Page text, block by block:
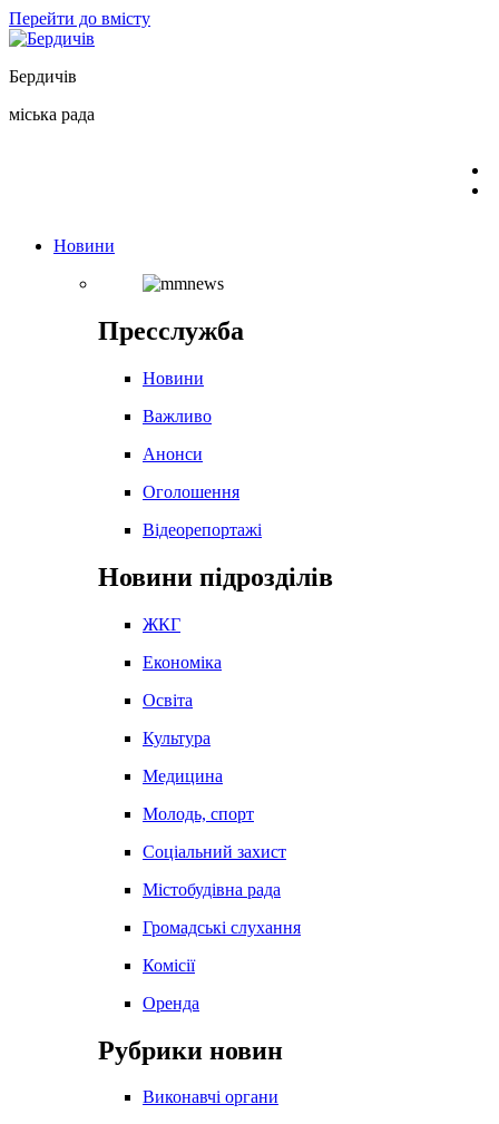
Перейти до вмісту
Бердичів
міська рада
Новини
Пресслужба
Новини
Важливо
Анонси
Оголошення
Відеорепортажі
Новини підрозділів
ЖКГ
Економіка
Освіта
Культура
Медицина
Молодь, спорт
Соціальний захист
Містобудівна рада
Громадські слухання
Комісії
Оренда
Рубрики новин
Виконавчі органи